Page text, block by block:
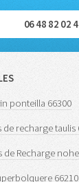
06 48 82 02
ponteilla 66300
recharge taulis
Recharge
66210